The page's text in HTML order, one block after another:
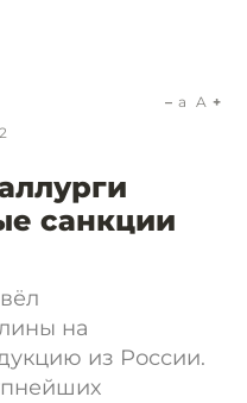
a A
санкции
на
из России.